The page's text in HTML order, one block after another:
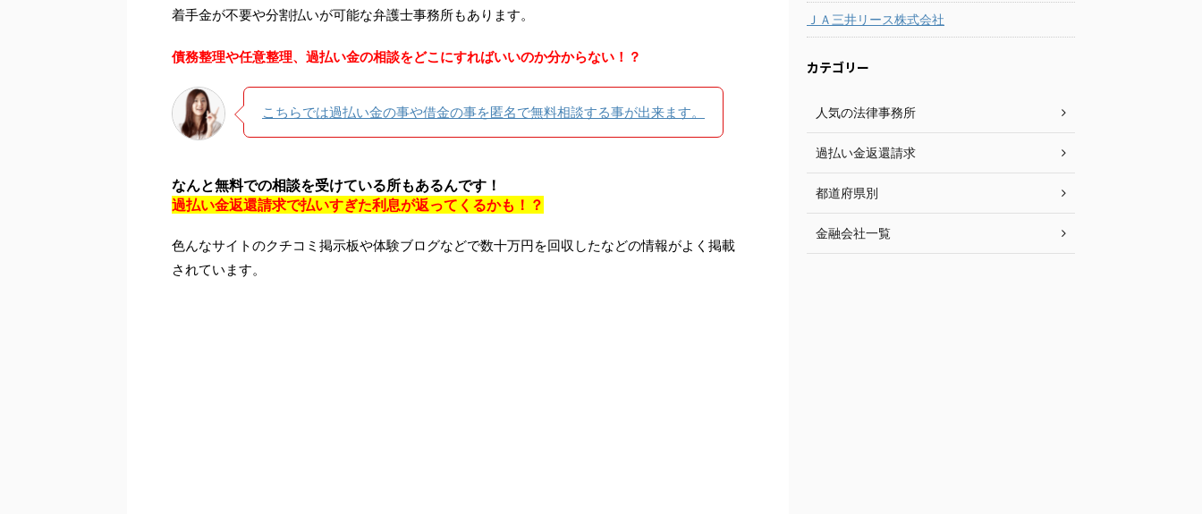
着手金が不要や分割払いが可能な弁護士事務所もあります。
債務整理や任意整理、過払い金の相談をどこにすればいいのか分からない！？
こちらでは過払い金の事や借金の事を匿名で無料相談する事が出来ます。
なんと無料での相談を受けている所もあるんです！
過払い金返還請求で払いすぎた利息が返ってくるかも！？
色んなサイトのクチコミ掲示板や体験ブログなどで数十万円を回収したなどの情報がよく掲載
されています。
ＪＡ三井リース株式会社
カテゴリー
人気の法律事務所
過払い金返還請求
都道府県別
金融会社一覧